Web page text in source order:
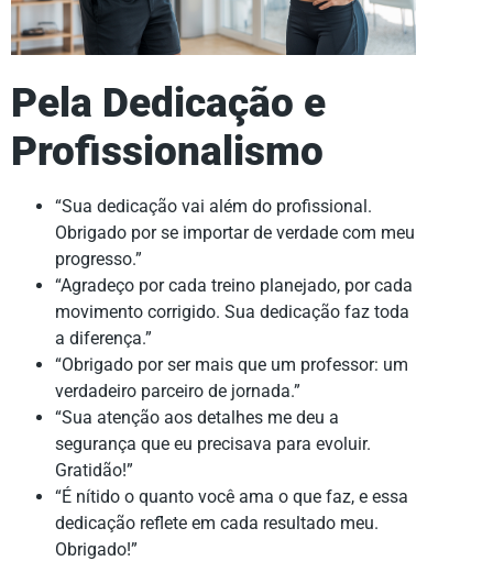
Pela Dedicação e
Profissionalismo
“Sua dedicação vai além do profissional.
Obrigado por se importar de verdade com meu
progresso.”
“Agradeço por cada treino planejado, por cada
movimento corrigido. Sua dedicação faz toda
a diferença.”
“Obrigado por ser mais que um professor: um
verdadeiro parceiro de jornada.”
“Sua atenção aos detalhes me deu a
segurança que eu precisava para evoluir.
Gratidão!”
“É nítido o quanto você ama o que faz, e essa
dedicação reflete em cada resultado meu.
Obrigado!”